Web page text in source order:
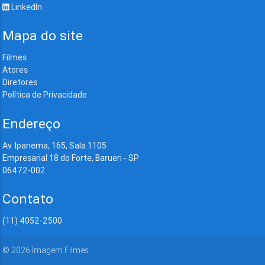
LinkedIn
Mapa do site
Filmes
Atores
Diretores
Política de Privacidade
Endereço
Av. Ipanema, 165, Sala 1105
Empresarial 18 do Forte, Barueri - SP
06472-002
Contato
(11) 4052-2500
© 2026 Imagem Filmes